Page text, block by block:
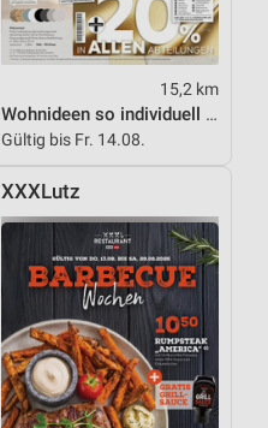
15,2 km
Wohnideen so individuell wie du!
Gültig bis Fr. 14.08.
XXXLutz